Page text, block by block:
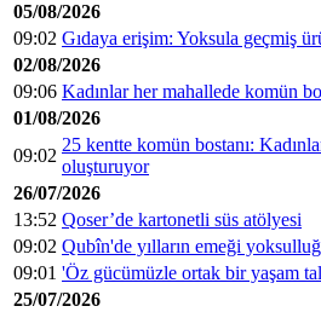
05/08/2026
09:02 Gıdaya erişim: Yoksula geçmiş
02/08/2026
09:06 Kadınlar her mahallede komün
01/08/2026
09:02
25 kentte komün bostanı:
oluşturuyor
26/07/2026
13:52 Qoser’de kartonetli süs atölyesi
09:02 Qubîn'de yılların emeği
09:01 'Öz gücümüzle ortak bir yaşam
25/07/2026